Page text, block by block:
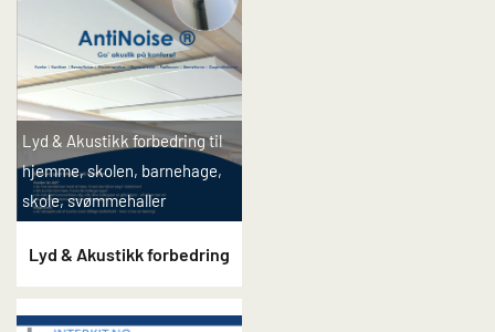
Lyd & Akustikk forbedring til
hjemme, skolen, barnehage,
skole, svømmehaller
Lyd & Akustikk forbedring